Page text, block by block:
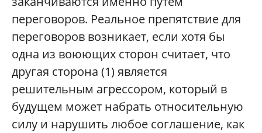
переговоров. Реальное препятствие для
переговоров возникает, если хотя бы
одна из воюющих сторон считает, что
другая сторона (1) является
решительным агрессором, который в
будущем может набрать относительную
силу и нарушить любое соглашение, как